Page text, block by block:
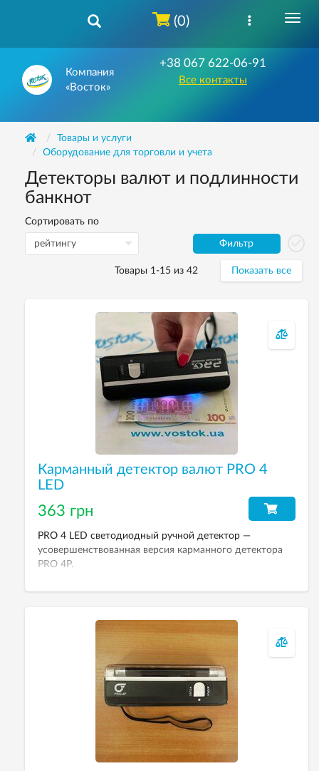
Компания
«Восток»
+38 067 622-06-91
Все контакты
(0)
Товары и услуги
Оборудование для торговли и учета
Детекторы валют и подлинности
банкнот
Сортировать по
Фильтр
Товары 1-15 из 42 Показать все
Карманный детектор валют PRO 4
LED
363 грн
PRO 4 LED светодиодный ручной детектор —
усовершенствованная версия карманного детектора
PRO 4P.